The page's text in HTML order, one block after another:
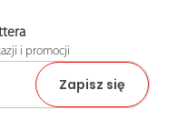
i promocji